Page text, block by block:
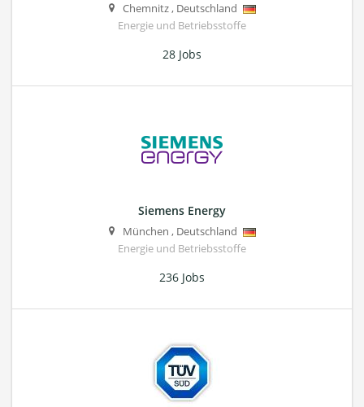
Chemnitz, Deutschland
Energie und Betriebsstoffe
28 Jobs
Siemens Energy
München , Deutschland
Energie und Betriebsstoffe
236 Jobs